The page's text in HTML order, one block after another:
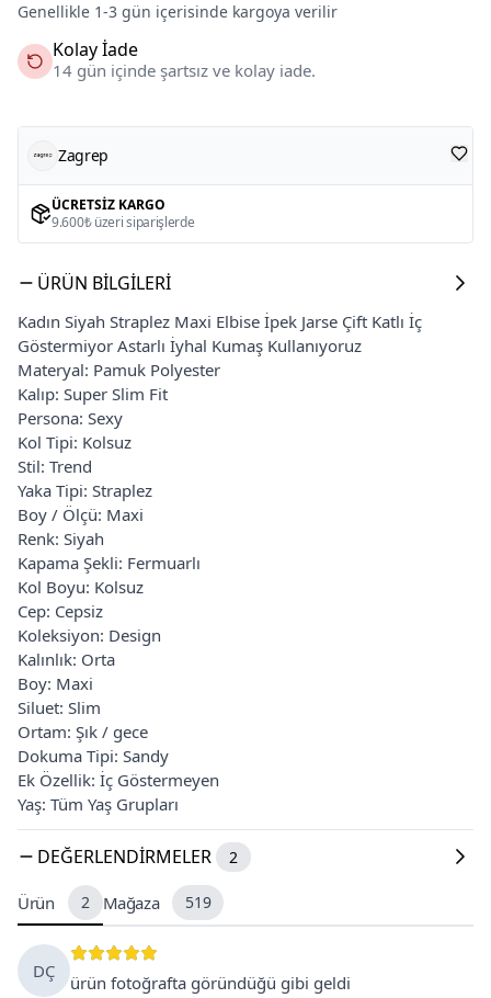
Genellikle 1-3 gün içerisinde kargoya verilir
Kolay İade
14 gün içinde şartsız ve kolay iade.
Zagrep
ÜCRETSIZ KARGO
9.600₺ üzeri siparişlerde
ÜRÜN BILGILERI
Kadın Siyah Straplez Maxi Elbise İpek Jarse Çift Katlı İç
Göstermiyor Astarlı İyhal Kumaş Kullanıyoruz
Materyal: Pamuk Polyester
Kalıp: Super Slim Fit
Persona: Sexy
Kol Tipi: Kolsuz
Stil: Trend
Yaka Tipi: Straplez
Boy / Ölçü: Maxi
Renk: Siyah
Kapama Şekli: Fermuarlı
Kol Boyu: Kolsuz
Cep: Cepsiz
Koleksiyon: Design
Kalınlık: Orta
Boy: Maxi
Siluet: Slim
Ortam: Şık / gece
Dokuma Tipi: Sandy
Ek Özellik: İç Göstermeyen
Yaş: Tüm Yaş Grupları
DEĞERLENDIRMELER 2
Ürün 2 Mağaza 519
DÇ
ürün fotoğrafta göründüğü gibi geldi